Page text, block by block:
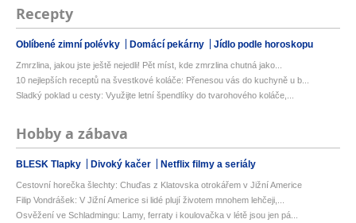
Recepty
Oblíbené zimní polévky Domácí pekárny Jídlo podle horoskopu
Zmrzlina, jakou jste ještě nejedli! Pět míst, kde zmrzlina chutná jako...
10 nejlepších receptů na švestkové koláče: Přenesou vás do kuchyně u b...
Sladký poklad u cesty: Využijte letní špendlíky do tvarohového koláče,...
Hobby a zábava
BLESK Tlapky Divoký kačer Netflix filmy a seriály
Cestovní horečka šlechty: Chuďas z Klatovska otrokářem v Jižní Americe
Filip Vondrášek: V Jižní Americe si lidé plují životem mnohem lehčeji,...
Osvěžení ve Schladmingu: Lamy, ferraty i koulovačka v létě jsou jen pá...